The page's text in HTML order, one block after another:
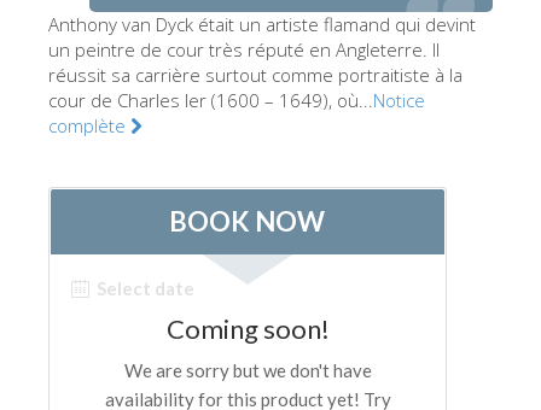
Galerie de l'Académie
La Galerie Palatine
Le Jardin de Boboli
La tour d'Arnolfo
Anthony van Dyck était un artiste flamand qui devint
un peintre de cour très réputé en Angleterre. Il
réussit sa carrière surtout comme portraitiste à la
cour de Charles Ier (1600 – 1649), où...Notice
complète